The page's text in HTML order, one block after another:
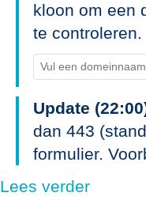
kloon om een
te controleren.
Update
dan 443
formulier.
Lees verder